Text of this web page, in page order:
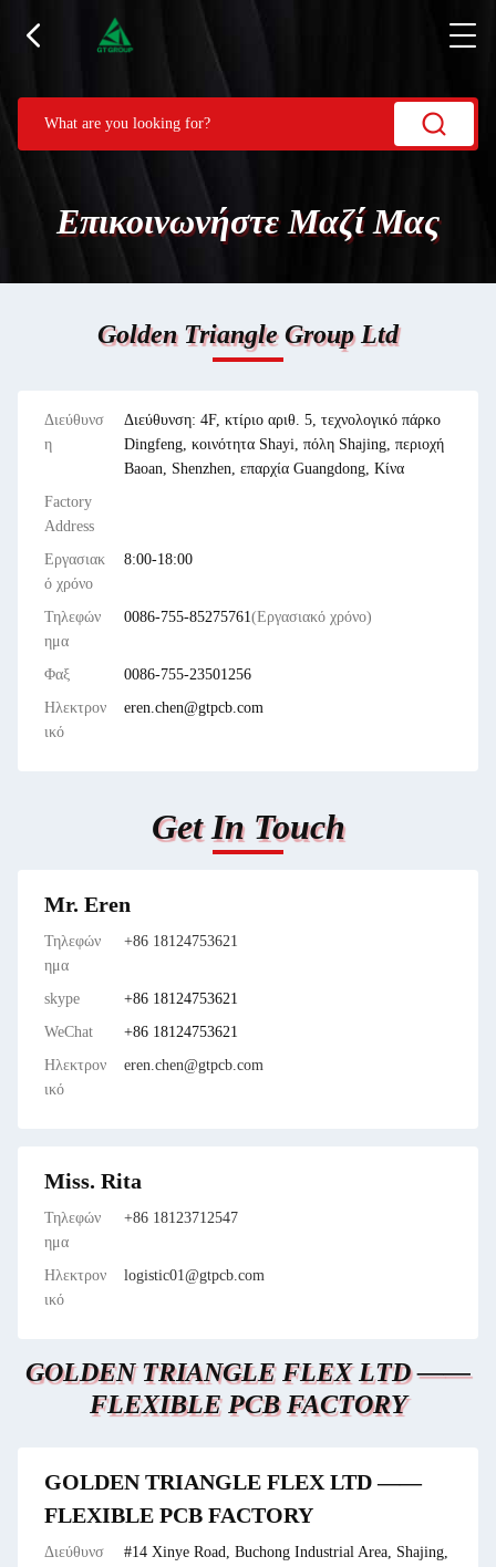
Επικοινωνήστε Μαζί Μας
Golden Triangle Group Ltd
Διεύθυνσ
η
Διεύθυνση: 4F, κτίριο αριθ. 5, τεχνολογικό πάρκο
Dingfeng, κοινότητα Shayi, πόλη Shajing, περιοχή
Baoan, Shenzhen, επαρχία Guangdong, Κίνα
Factory
Address
Εργασιακ
ό χρόνο
8:00-18:00
Τηλεφών
ημα
0086-755-85275761(Εργασιακό χρόνο)
Φαξ
0086-755-23501256
Ηλεκτρον
ικό
eren.chen@gtpcb.com
Get In Touch
Mr. Eren
Τηλεφών
ημα
+86 18124753621
skype
+86 18124753621
WeChat
+86 18124753621
Ηλεκτρον
ικό
eren.chen@gtpcb.com
Miss. Rita
Τηλεφών
ημα
+86 18123712547
Ηλεκτρον
ικό
logistic01@gtpcb.com
GOLDEN TRIANGLE FLEX LTD ——
FLEXIBLE PCB FACTORY
GOLDEN TRIANGLE FLEX LTD ——
FLEXIBLE PCB FACTORY
Διεύθυνσ
#14 Xinye Road, Buchong Industrial Area, Shajing,